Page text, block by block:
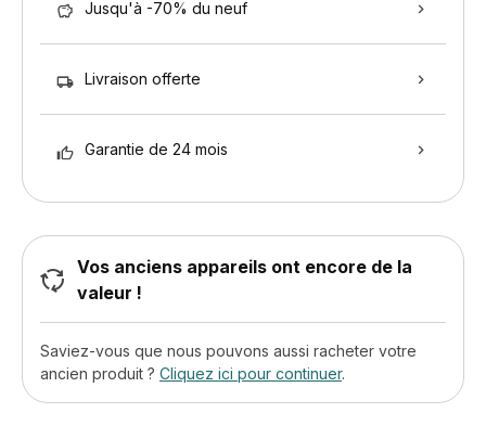
Jusqu'à -70% du neuf
Livraison offerte
Garantie de 24 mois
Vos anciens appareils ont encore de la
valeur !
Saviez-vous que nous pouvons aussi racheter votre
ancien produit ? Cliquez ici pour continuer.